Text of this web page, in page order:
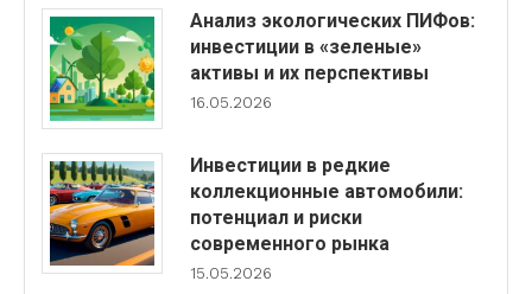
Анализ экологических ПИФов:
инвестиции в «зеленые»
активы и их перспективы
16.05.2026
Инвестиции в редкие
коллекционные автомобили:
потенциал и риски
современного рынка
15.05.2026